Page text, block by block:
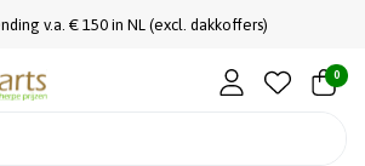
v.a. € 150 in NL (excl. dakkoffers)
0